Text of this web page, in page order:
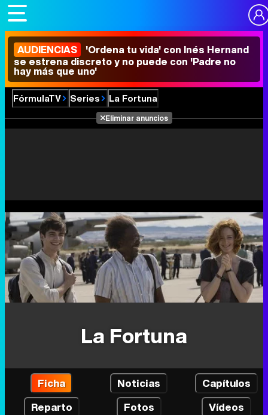
AUDIENCIAS 'Ordena tu vida' con Inés Hernand
se estrena discreto y no puede con 'Padre no
hay más que uno'
FórmulaTV Series La Fortuna
Eliminar anuncios
La Fortuna
Ficha Noticias
Capítulos
Reparto
Fotos
Vídeos